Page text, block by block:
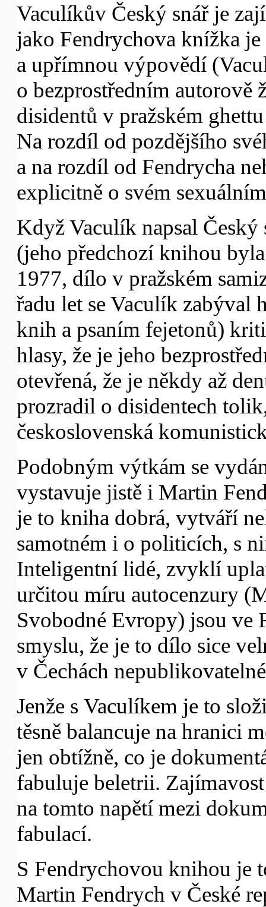
Vaculíkův Český snář je
jako Fendrychova knížka
a upřímnou výpovědí
o bezprostředním autorově
disidentů v pražském
Na rozdíl od pozdějšího
a na rozdíl od Fendrycha
explicitně o svém
Když Vaculík napsal
(jeho předchozí knihou
1977, dílo v pražském
řadu let se Vaculík zabýval
knih a psaním fejetonů)
hlasy, že je jeho
otevřená, že je někdy až
prozradil o disidentech
československá
Podobným výtkám se
vystavuje jistě i Martin
je to kniha dobrá, vytváří
samotném i o politicích, s
Inteligentní lidé, zvyklí
určitou míru autocenzury
Svobodné Evropy) jsou ve
smyslu, že je to dílo sice
v Čechách
Jenže s Vaculíkem je to
těsně balancuje na hranici
jen obtížně, co je
fabuluje beletrii.
na tomto napětí mezi
fabulací.
S Fendrychovou knihou je
Martin Fendrych v České